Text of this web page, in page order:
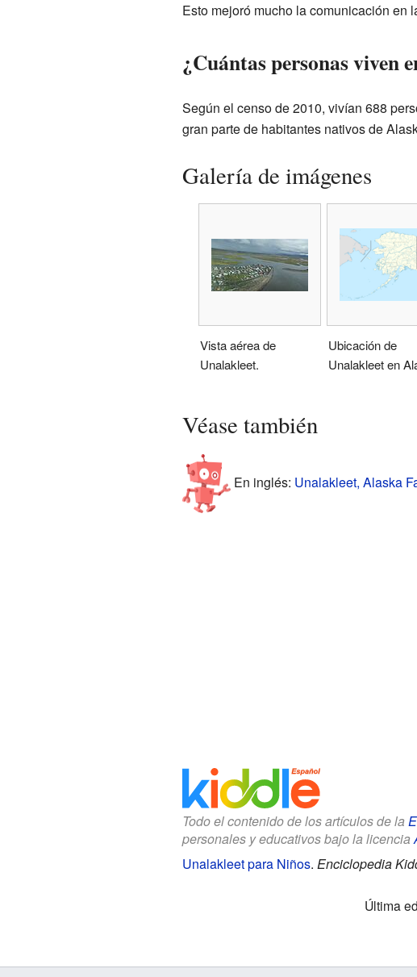
Esto mejoró mucho la comunicación en
¿Cuántas personas viven
Según el censo de 2010, vivían 688
gran parte de habitantes nativos de
Galería de imágenes
Vista aérea de
Unalakleet.
Ubicación de
Unalakleet en
Véase también
En inglés: Unalakleet, Alaska
Todo el contenido de los artículos de la
personales y educativos bajo la licencia
Unalakleet para Niños. Enciclopedia
Última